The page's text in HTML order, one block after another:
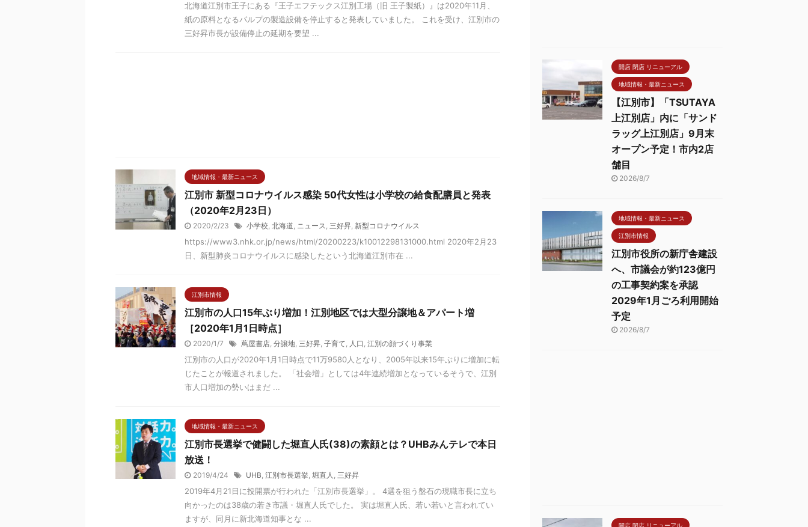
北海道江別市王子にある『王子エフテックス江別工場（旧 王子製紙）』は2020年11月、
紙の原料となるパルプの製造設備を停止すると発表していました。 これを受け、江別市の
三好昇市長が設備停止の延期を要望 ...
地域情報・最新ニュース
江別市 新型コロナウイルス感染 50代女性は小学校の給食配膳員と発表
（2020年2月23日）
2020/2/23 小学校, 北海道, ニュース, 三好昇, 新型コロナウイルス
https://www3.nhk.or.jp/news/html/20200223/k10012298131000.html 2020年2月23
日、新型肺炎コロナウイルスに感染したという北海道江別市在 ...
江別市情報
江別市の人口15年ぶり増加！江別地区では大型分譲地＆アパート増
［2020年1月1日時点］
2020/1/7 蔦屋書店, 分譲地, 三好昇, 子育て, 人口 , 江別の顔づくり事業
江別市の人口が2020年1月1日時点で11万9580人となり、2005年以来15年ぶりに増加に転
じたことが報道されました。 「社会増」としては4年連続増加となっているそうで、江別
市人口増加の勢いはまだ ...
地域情報・最新ニュース
江別市長選挙で健闘した堀直人氏(38)の素顔とは？UHBみんテレで本日
放送！
2019/4/24 UHB, 江別市長選挙, 堀直人 , 三好昇
2019年4月21日に投開票が行われた「江別市長選挙」。 4選を狙う盤石の現職市長に立ち
向かったのは38歳の若き市議・堀直人氏でした。 実は堀直人氏、若い若いと言われてい
ますが、同月に新北海道知事とな ...
開店 閉店 リニューアル
地域情報・最新ニュース
【江別市】「TSUTAYA
上江別店」内に「サンド
ラッグ上江別店」9月末
オープン予定！市内2店
舗目
2026/8/7
地域情報・最新ニュース
江別市情報
江別市役所の新庁舎建設
へ、市議会が約123億円
の工事契約案を承認
2029年1月ごろ利用開始
予定
2026/8/7
開店 閉店 リニューアル